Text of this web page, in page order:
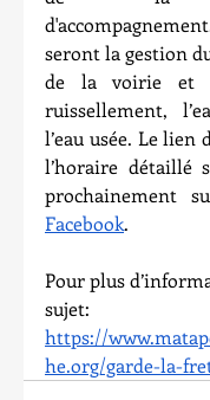
seront la gestion
de la voirie et
ruissellement,
l’eau usée. Le lien
l’horaire détaillé
prochainement
Facebook.
Pour plus
sujet:
https://
he.org/garde-la-